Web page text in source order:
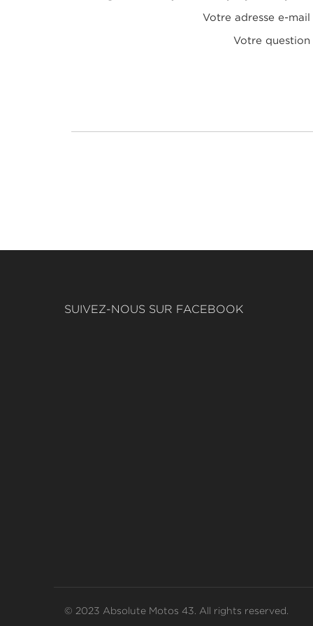
Votre adresse e-mail
Votre question
SUIVEZ-NOUS SUR FACEBOOK
© 2023 Absolute Motos 43. All rights reserved.